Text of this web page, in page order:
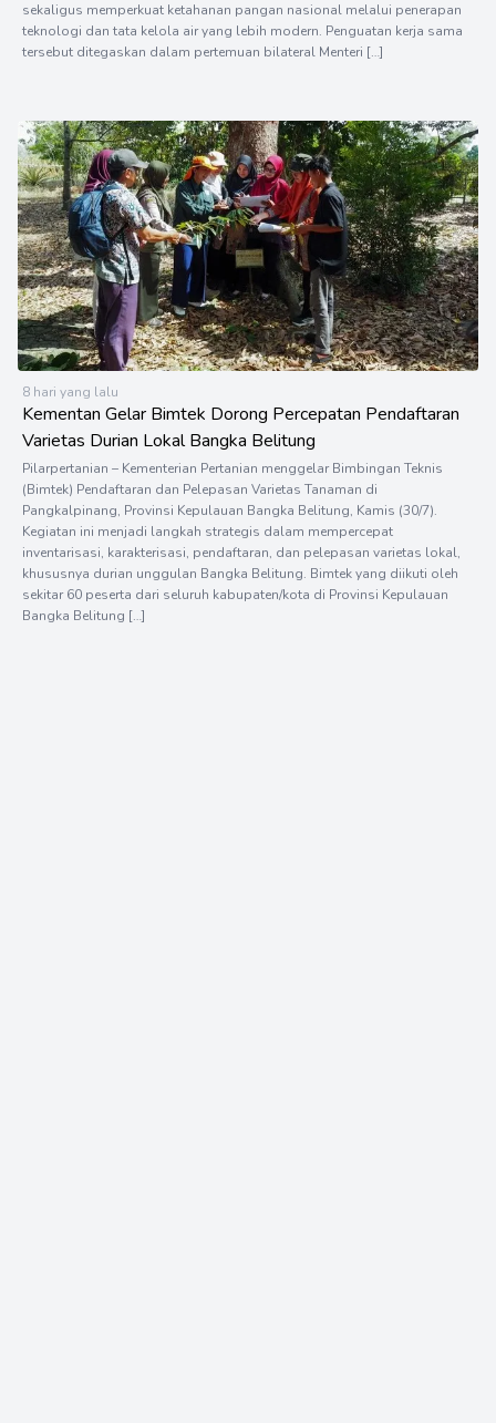
sekaligus memperkuat ketahanan pangan nasional melalui penerapan
teknologi dan tata kelola air yang lebih modern. Penguatan kerja sama
tersebut ditegaskan dalam pertemuan bilateral Menteri […]
8 hari yang lalu
Kementan Gelar Bimtek Dorong Percepatan Pendaftaran
Varietas Durian Lokal Bangka Belitung
Pilarpertanian – Kementerian Pertanian menggelar Bimbingan Teknis
(Bimtek) Pendaftaran dan Pelepasan Varietas Tanaman di
Pangkalpinang, Provinsi Kepulauan Bangka Belitung, Kamis (30/7).
Kegiatan ini menjadi langkah strategis dalam mempercepat
inventarisasi, karakterisasi, pendaftaran, dan pelepasan varietas lokal,
khususnya durian unggulan Bangka Belitung. Bimtek yang diikuti oleh
sekitar 60 peserta dari seluruh kabupaten/kota di Provinsi Kepulauan
Bangka Belitung […]